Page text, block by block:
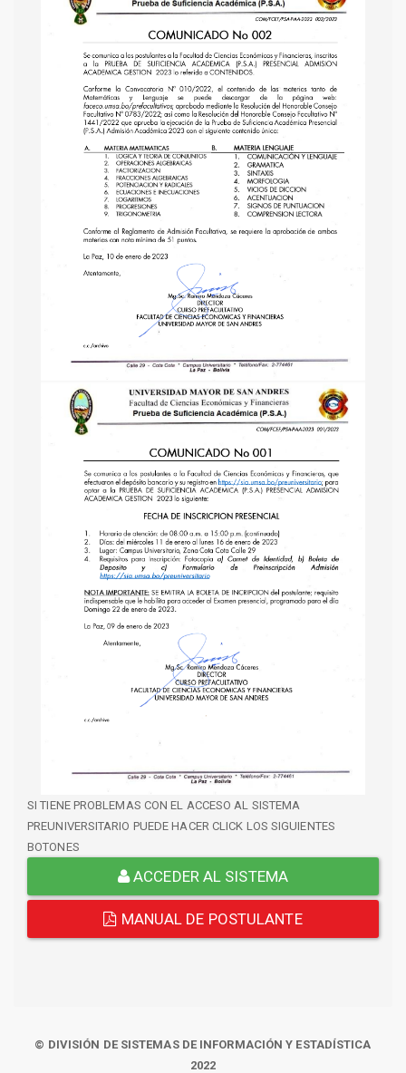
SI TIENE PROBLEMAS CON EL ACCESO AL SISTEMA
PREUNIVERSITARIO PUEDE HACER CLICK LOS SIGUIENTES
BOTONES
ACCEDER AL SISTEMA
MANUAL DE POSTULANTE
© DIVISIÓN DE SISTEMAS DE INFORMACIÓN Y ESTADÍSTICA
2022